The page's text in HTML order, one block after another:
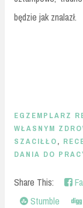
będzie jak znalazł.
EGZEMPLARZ
WŁASNYM
SZACIŁŁO,
DANIA DO
Share This:
Stumble